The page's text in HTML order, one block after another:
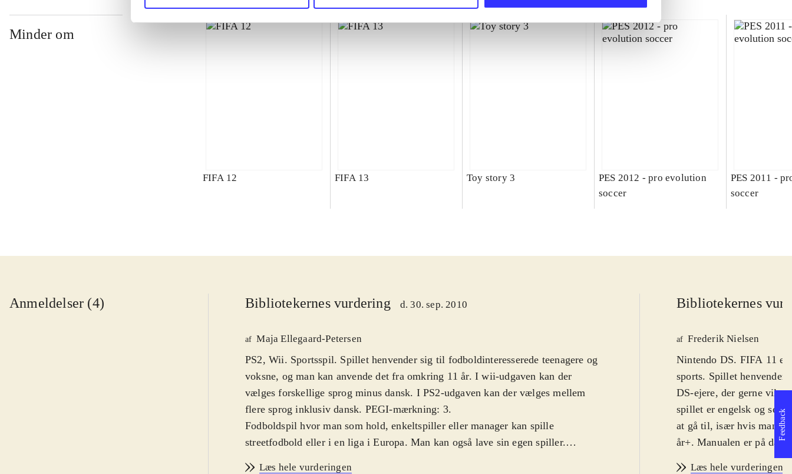
Minder om
FIFA 12 FIFA 13 Toy story 3
PES 2012 - pro evolution
soccer
PES 2011 -
soccer
Anmeldelser (4) Bibliotekernes vurdering d. 30. sep. 2010
af Maja Ellegaard-Petersen
PS2, Wii. Sportsspil. Spillet henvender sig til fodboldinteresserede teenagere og
voksne, og man kan anvende det fra omkring 11 år. I wii-udgaven kan der
vælges forskellige sprog minus dansk. I PS2-udgaven kan der vælges mellem
flere sprog inklusiv dansk. PEGI-mærkning: 3.
Fodboldspil hvor man som hold, enkeltspiller eller manager kan spille
streetfodbold eller i en liga i Europa. Man kan også lave sin egen spiller.
Læs hele vurderingen
Bibliotekernes
af Frederik Nielsen
Nintendo DS. FIFA 11
sports. Spillet
DS-ejere, der gerne vil
spillet er engelsk og
at gå til, især hvis man
år+. Manualen er på
De nye tilføjelser i år er
Læs hele vurderingen
Feedback